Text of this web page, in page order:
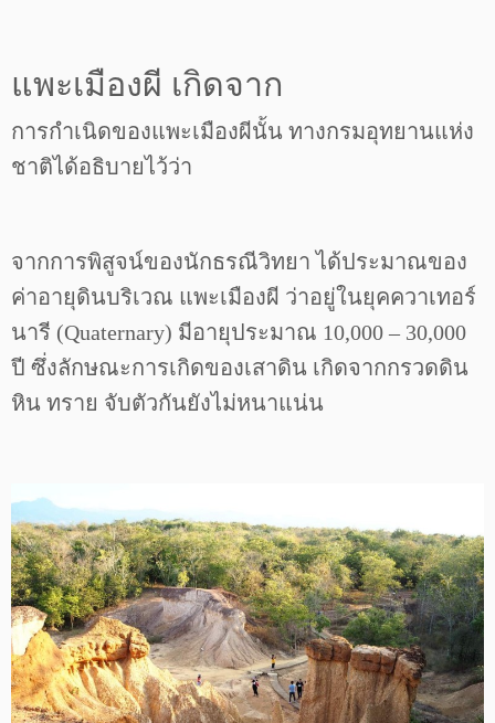
แพะเมืองผี เกิดจาก
การกำเนิดของแพะเมืองผีนั้น ทางกรมอุทยานแห่ง
ชาติได้อธิบายไว้ว่า
จากการพิสูจน์ของนักธรณีวิทยา ได้ประมาณของ
ค่าอายุดินบริเวณ แพะเมืองผี ว่าอยู่ในยุคควาเทอร์
นารี (Quaternary) มีอายุประมาณ 10,000 – 30,000
ปี ซึ่งลักษณะการเกิดของเสาดิน เกิดจากกรวดดิน
หิน ทราย จับตัวกันยังไม่หนาแน่น